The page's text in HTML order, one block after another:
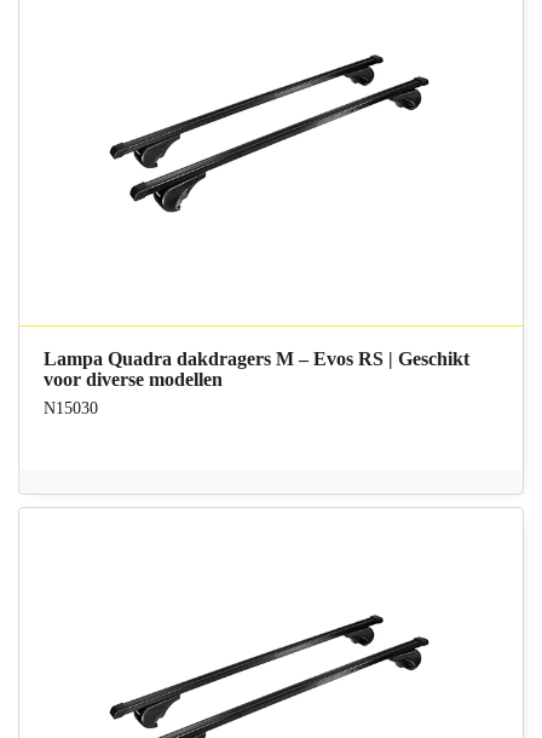
Lampa Quadra dakdragers M – Evos RS | Geschikt
voor diverse modellen
N15030